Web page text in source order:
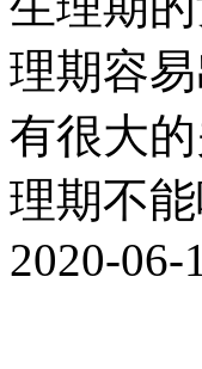
理期容
有很大
理期不
2020-06-